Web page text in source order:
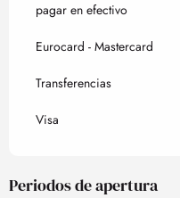
pagar en efectivo
Eurocard - Mastercard
Transferencias
Visa
Periodos de apertura